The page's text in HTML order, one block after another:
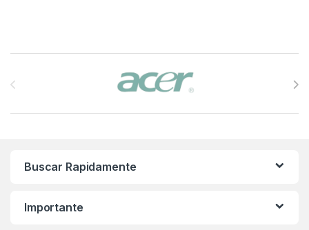
Buscar Rapidamente
Importante